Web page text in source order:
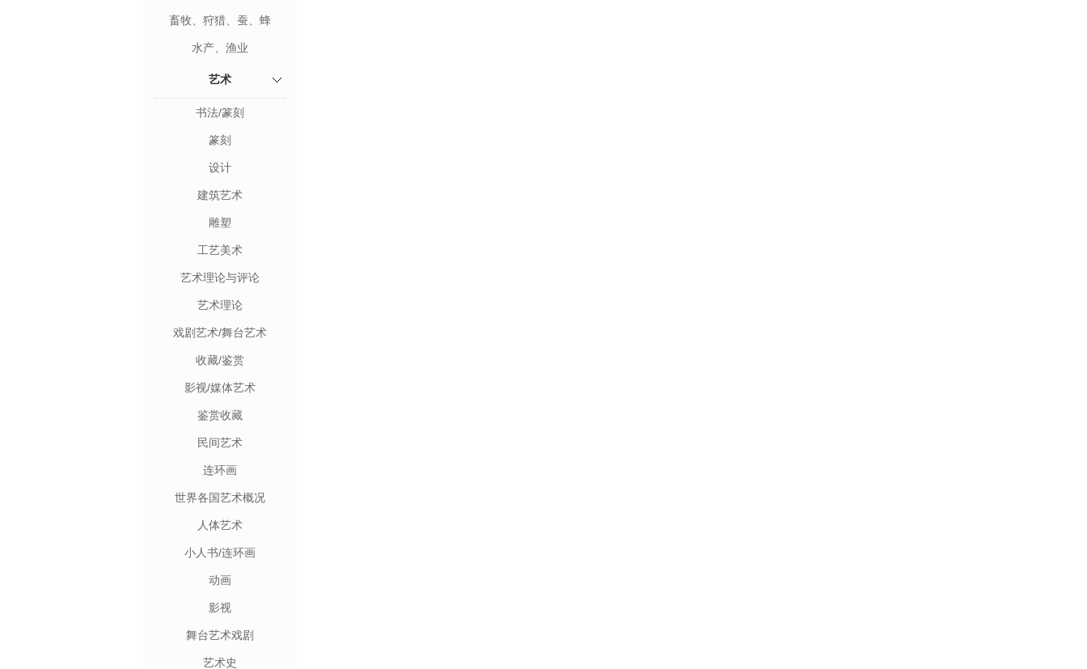
畜牧、狩猎、蚕、蜂
水产、渔业
艺术
书法/篆刻
篆刻
设计
建筑艺术
雕塑
工艺美术
艺术理论与评论
艺术理论
戏剧艺术/舞台艺术
收藏/鉴赏
影视/媒体艺术
鉴赏收藏
民间艺术
连环画
世界各国艺术概况
人体艺术
小人书/连环画
动画
影视
舞台艺术戏剧
艺术史